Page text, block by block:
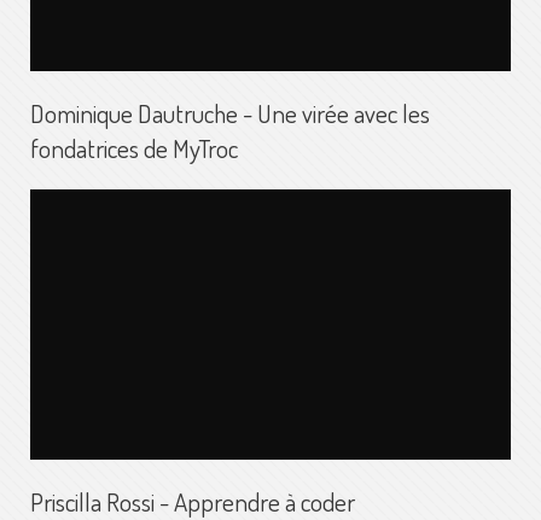
Dominique Dautruche - Une virée avec les
fondatrices de MyTroc
Priscilla Rossi - Apprendre à coder